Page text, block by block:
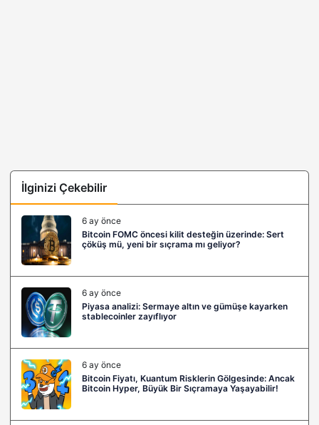
İlginizi Çekebilir
6 ay önce
Bitcoin FOMC öncesi kilit desteğin üzerinde: Sert
çöküş mü, yeni bir sıçrama mı geliyor?
6 ay önce
Piyasa analizi: Sermaye altın ve gümüşe kayarken
stablecoinler zayıflıyor
6 ay önce
Bitcoin Fiyatı, Kuantum Risklerin Gölgesinde: Ancak
Bitcoin Hyper, Büyük Bir Sıçramaya Yaşayabilir!